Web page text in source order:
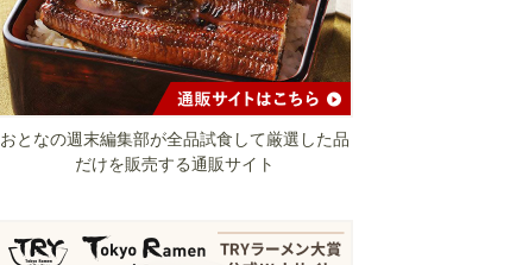
おとなの週末編集部が全品試食して厳選した品
だけを販売する通販サイト